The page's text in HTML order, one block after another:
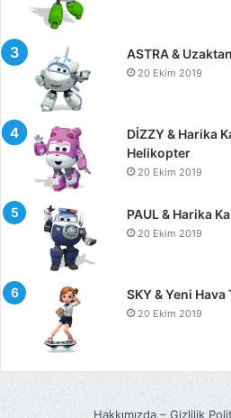
ASTRA &
20 Ekim 2019
DİZZY & Harika
Helikopter
20 Ekim 2019
PAUL & Harika
20 Ekim 2019
SKY & Yeni
20 Ekim 2019
Hakkımızda– Gizlilik